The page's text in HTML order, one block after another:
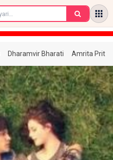
Dharamvir Bharati Amrita